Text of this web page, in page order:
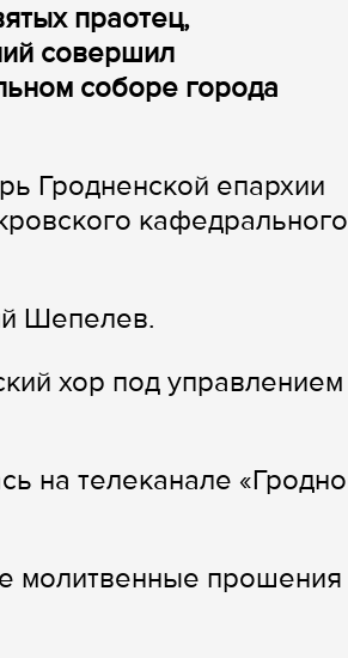
праотец,
совершил
соборе города
Гродненской епархии
кафедрального
Шепелев.
хор под управлением
на телеканале «Гродно
молитвенные прошения